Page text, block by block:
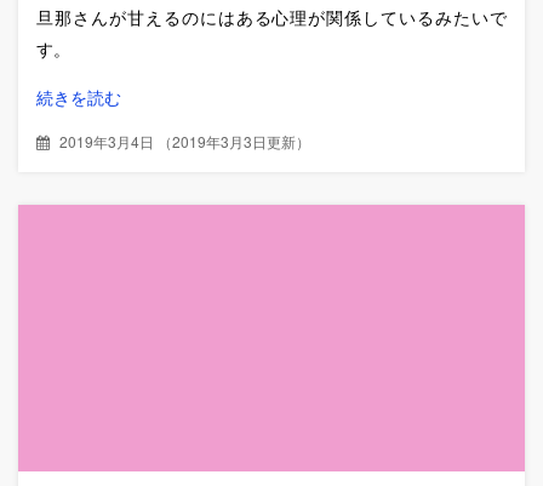
旦那さんが甘えるのにはある心理が関係しているみたいで
す。
続きを読む
2019年3月4日 （2019年3月3日更新）